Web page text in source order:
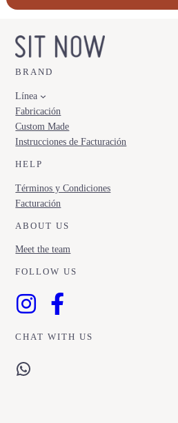
BRAND
Línea
Fabricación
Custom Made
Instrucciones de Facturación
HELP
Términos y Condiciones
Facturación
ABOUT US
Meet the team
FOLLOW US
CHAT WITH US
WhatsApp